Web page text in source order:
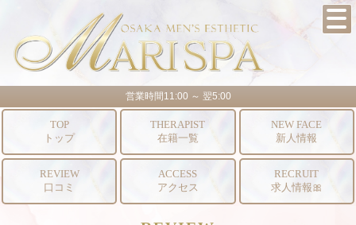
営業時間11:00 ～ 翌5:00
TOP
トップ
THERAPIST
在籍一覧
NEW FACE
新人情報
REVIEW
口コミ
ACCESS
アクセス
RECRUIT
求人情報🎀